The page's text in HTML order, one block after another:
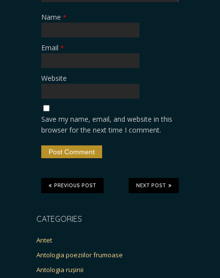
Name *
Email *
Website
Save my name, email, and website in this
browser for the next time I comment.
NEXT POST
PREVIOUS POST
CATEGORIES
Antet
Antologia poeziilor frumoase
Antologia rușinii